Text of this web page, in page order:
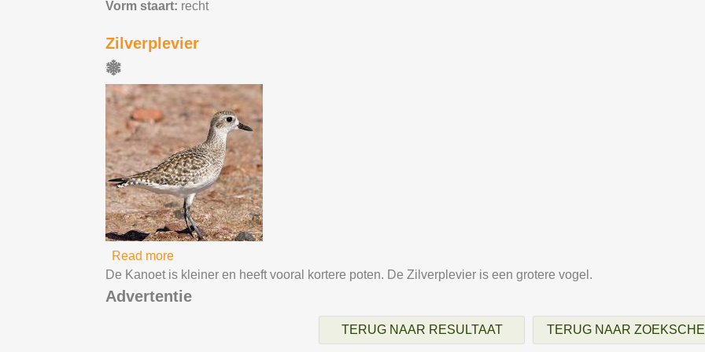
Vorm staart: recht
Zilverplevier
Read more
De Kanoet is kleiner en heeft vooral kortere poten. De Zilverplevier is een grotere vogel.
Advertentie
TERUG NAAR RESULTAAT TERUG NAAR